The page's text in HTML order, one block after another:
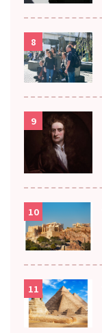
8
9
10
11